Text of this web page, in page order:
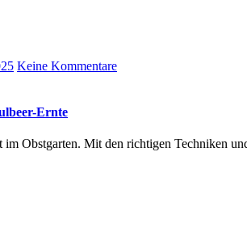
Keine Kommentare
Ernte
im Obstgarten. Mit den richtigen Techniken